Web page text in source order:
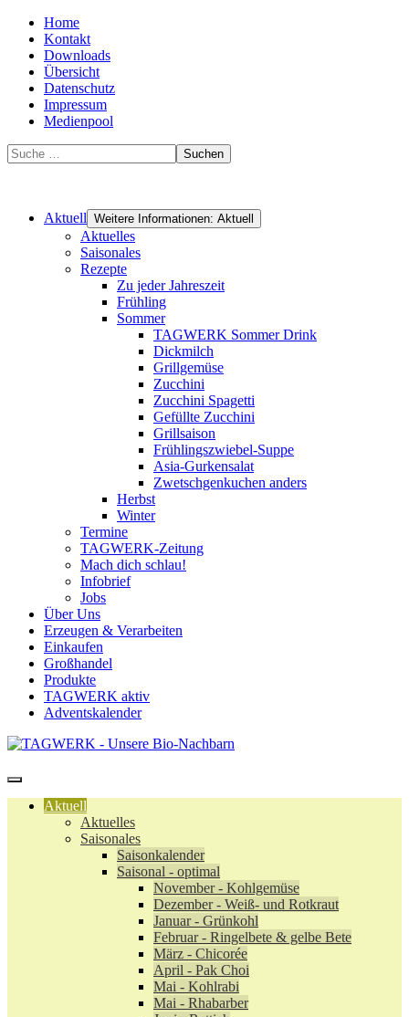
Home
Kontakt
Downloads
Übersicht
Datenschutz
Impressum
Medienpool
Suchen
Aktuell Weitere Informationen: Aktuell
Aktuelles
Saisonales
Rezepte
Zu jeder Jahreszeit
Frühling
Sommer
TAGWERK Sommer Drink
Dickmilch
Grillgemüse
Zucchini
Zucchini Spagetti
Gefüllte Zucchini
Grillsaison
Frühlingszwiebel-Suppe
Asia-Gurkensalat
Zwetschgenkuchen anders
Herbst
Winter
Termine
TAGWERK-Zeitung
Mach dich schlau!
Infobrief
Jobs
Über Uns
Erzeugen & Verarbeiten
Einkaufen
Großhandel
Produkte
TAGWERK aktiv
Adventskalender
Aktuell
Aktuelles
Saisonales
Saisonkalender
Saisonal - optimal
November - Kohlgemüse
Dezember - Weiß- und Rotkraut
Januar - Grünkohl
Februar - Ringelbete & gelbe Bete
März - Chicorée
April - Pak Choi
Mai - Kohlrabi
Mai - Rhabarber